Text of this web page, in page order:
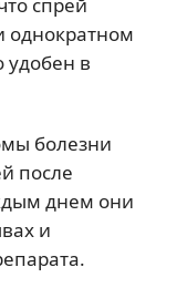
однократном
удобен в
болезни
после
днем они
и